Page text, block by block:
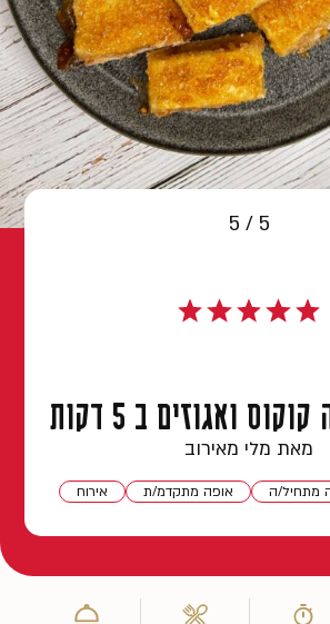
5 / 5
ואגוזים ב 5 דקות
מאת מלי מאירוב
מתחיל/ה אופה מתקדמ/ת אירוח